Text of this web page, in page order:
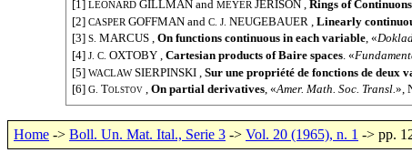
[1]LEONARD GILLMAN andMEYER JERISON ,Rings of
[2]CASPER GOFFMAN andC. J. NEUGEBAUER ,Linearly
[3]S. MARCUS ,On functions continuous in each variable, «
[4]J. C. OXTOBY ,Cartesian products of Baire spaces. «
[5]WACLAW SIERPINSKI ,Sur une propriété de fonctions de deux
[6]G. Tolstov ,On partial derivatives, «Amer. Math. Soc. Transl.»,
Home -> Boll. Un. Mat. Ital., Serie 3 -> Vol. 20 (1965), n. 1 -> pp.